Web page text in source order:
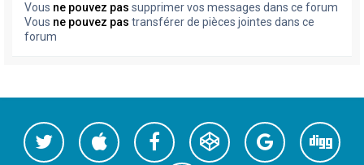
Vous ne pouvez pas supprimer vos messages dans ce forum
Vous ne pouvez pas transférer de pièces jointes dans ce
forum